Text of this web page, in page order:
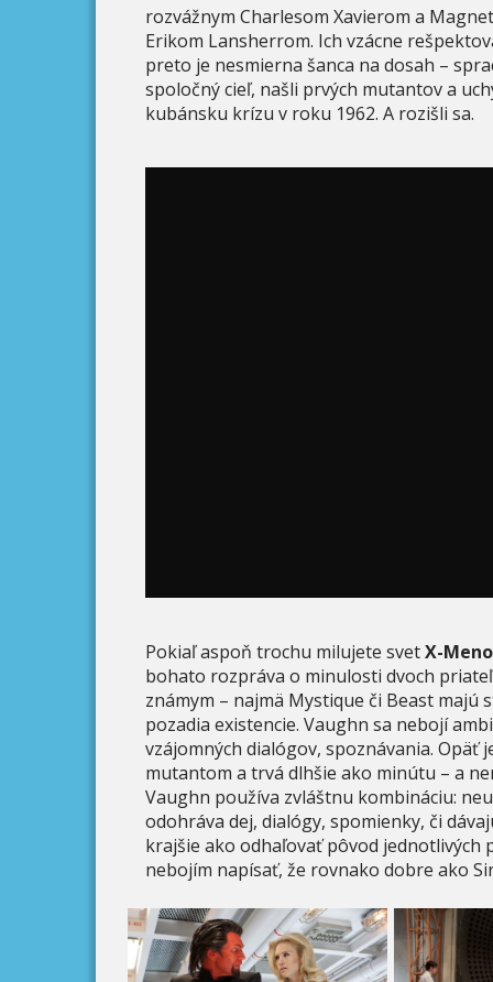
rozvážnym Charlesom Xavierom a
Erikom Lansherrom. Ich vzácne
preto je nesmierna šanca na dosah –
spoločný cieľ, našli prvých mutantov a
kubánsku krízu v roku 1962. A rozišli sa.
Pokiaľ aspoň trochu milujete svetX-
bohato rozpráva o minulosti dvoch
známym – najmä Mystique či Beast
pozadia existencie. Vaughn sa nebojí
vzájomných dialógov, spoznávania. Opäť
mutantom a trvá dlhšie ako minútu – a
Vaughn používa zvláštnu kombináciu:
odohráva dej, dialógy, spomienky, či
krajšie ako odhaľovať pôvod jednotlivých
nebojím napísať, že rovnako dobre ako